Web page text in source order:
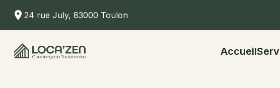
24 rue July, 83000 Toulon
Accueil